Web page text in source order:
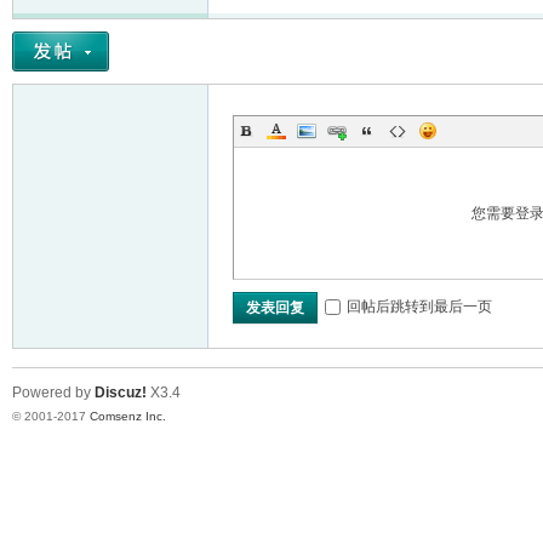
M
您需要登
发表回复 回帖后跳转到最后一页
Powered by Discuz! X3.4
© 2001-2017 Comsenz Inc.